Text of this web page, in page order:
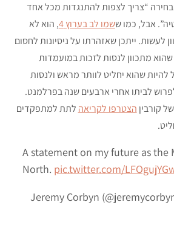
“צריך לצפות להתנגדות מכל אחד
אבל, כמו ששמו לב בערוץ 4 , הוא לא
ייתכן שאזהרתו על ניסיונות לחסום
מתכוון לנסות לזכות במועמדות
להיות שהוא יחליט לוותר מראש ולנסות
לביתו אחרי ארבעים שנה בפרלמנט.
קורבין הצטרפו לקריאה לתת למתפקדים
A statement on my future as the
North. pic.twitter.com/